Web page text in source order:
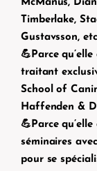
McManus,
Timberlake,
Gustavsson,
💪Parce
traitant
School of
Haffenden &
💪Parce
séminaires
pour se